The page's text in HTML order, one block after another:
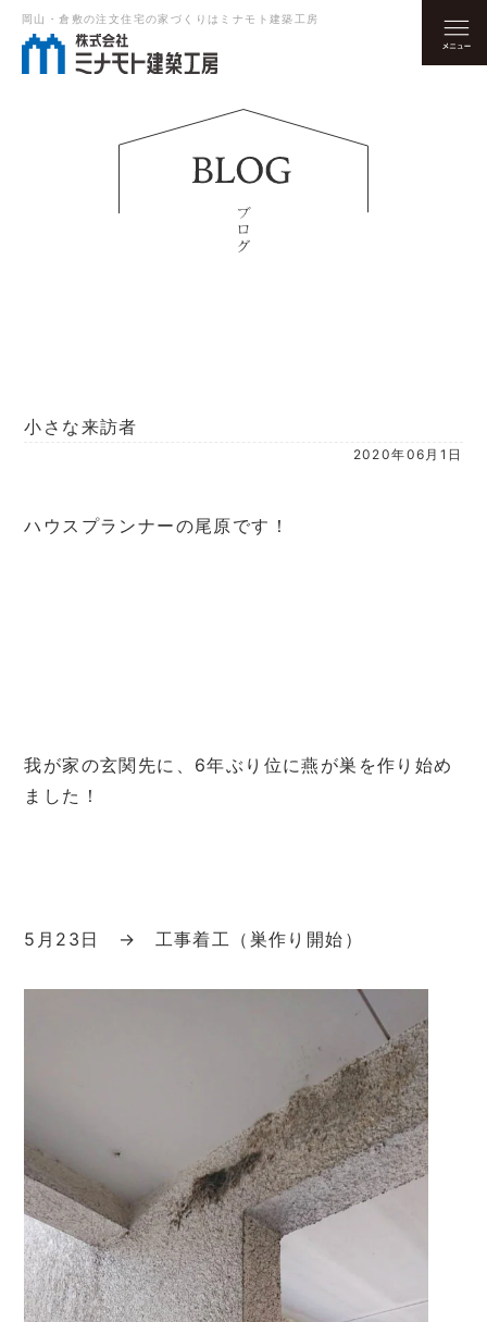
岡山・倉敷の注文住宅の家づくりはミナモト建築工房
小さな来訪者
2020年06月1日
ハウスプランナーの尾原です！
我が家の玄関先に、6年ぶり位に燕が巣を作り始め
ました！
5月23日 → 工事着工（巣作り開始）